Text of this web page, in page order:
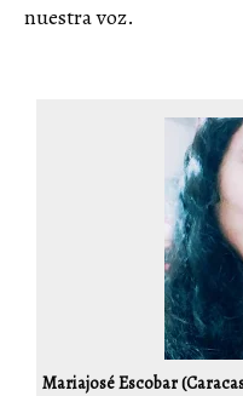
nuestra voz.
Mariajosé Escobar